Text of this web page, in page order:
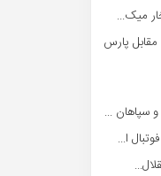
میک...
پارس
سپاهان ...
ا...